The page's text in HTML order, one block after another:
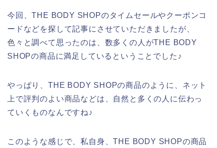
今回、THE BODY SHOPのタイムセールやクーポンコ
ードなどを探して記事にさせていただきましたが、
色々と調べて思ったのは、数多くの人がTHE BODY
SHOPの商品に満足しているということでした♪
やっぱり、THE BODY SHOPの商品のように、ネット
上で評判のよい商品などは、自然と多くの人に伝わっ
ていくものなんですね♪
このような感じで、私自身、THE BODY SHOPの商品